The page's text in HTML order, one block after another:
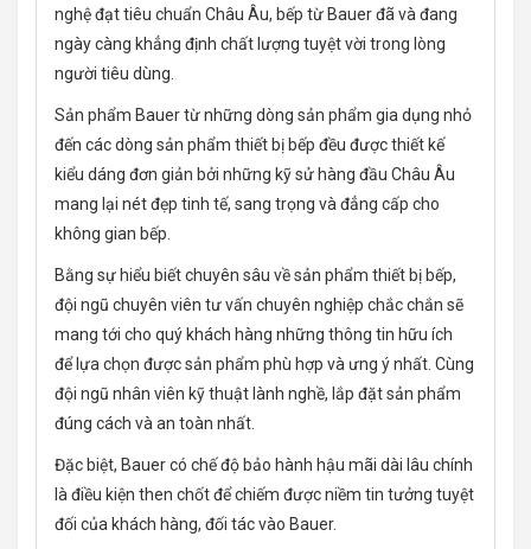
nghệ đạt tiêu chuẩn Châu Âu, bếp từ Bauer đã và đang
ngày càng khẳng định chất lượng tuyệt vời trong lòng
người tiêu dùng.
Sản phẩm Bauer từ những dòng sản phẩm gia dụng nhỏ
đến các dòng sản phẩm thiết bị bếp đều được thiết kế
kiểu dáng đơn giản bởi những kỹ sử hàng đầu Châu Âu
mang lại nét đẹp tinh tế, sang trọng và đẳng cấp cho
không gian bếp.
Bằng sự hiểu biết chuyên sâu về sản phẩm thiết bị bếp,
đội ngũ chuyên viên tư vấn chuyên nghiệp chắc chắn sẽ
mang tới cho quý khách hàng những thông tin hữu ích
để lựa chọn được sản phẩm phù hợp và ưng ý nhất. Cùng
đội ngũ nhân viên kỹ thuật lành nghề, lắp đặt sản phẩm
đúng cách và an toàn nhất.
Đặc biệt, Bauer có chế độ bảo hành hậu mãi dài lâu chính
là điều kiện then chốt để chiếm được niềm tin tưởng tuyệt
đối của khách hàng, đối tác vào Bauer.